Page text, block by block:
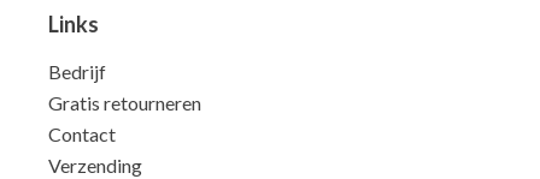
Links
Bedrijf
Gratis retourneren
Contact
Verzending